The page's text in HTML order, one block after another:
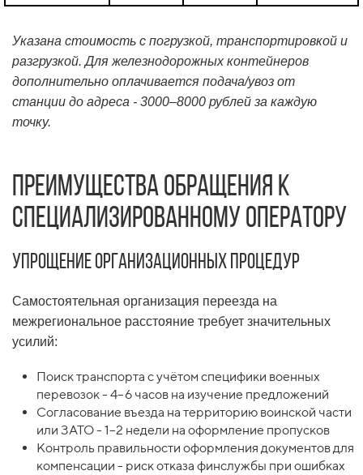
Указана стоимость с погрузкой, транспортировкой и
разгрузкой. Для железнодорожных контейнеров
дополнительно оплачивается подача/увоз от
станции до адреса - 3000–8000 рублей за каждую
точку.
Преимущества обращения к
специализированному оператору
Упрощение организационных процедур
Самостоятельная организация переезда на
межрегиональное расстояние требует значительных
усилий:
Поиск транспорта с учётом специфики военных
перевозок - 4–6 часов на изучение предложений
Согласование въезда на территорию воинской части
или ЗАТО - 1–2 недели на оформление пропусков
Контроль правильности оформления документов для
компенсации - риск отказа финслужбы при ошибках